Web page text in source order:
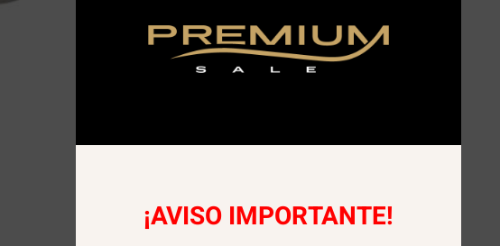
¡AVISO IMPORTANTE!